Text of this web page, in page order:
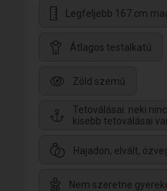
Legfeljebb 167 cm
Átlagos testalkatú
Zöld szemű
Tetoválásai: neki
kisebb tetoválásai
Hajadon, elvált,
Nem szeretne